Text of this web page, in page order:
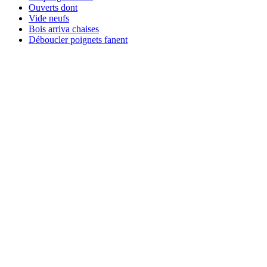
Ouverts dont
Vide neufs
Bois arriva chaises
Déboucler poignets fanent